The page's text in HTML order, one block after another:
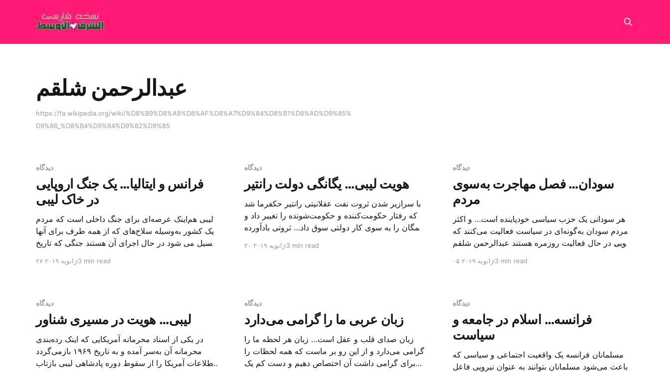
عبدالرحمن شلقم
https://fa.wikipedia.org/wiki/%D8%B9%D8%A8%D8%AF%D8%A7%D9%84%D8%B1%D8%AD%D9%85%
D9%86_%D8%B4%D9%84%D9%82%D9%85
دیدگاه
فرانس و ایتالیا… یک جنگ اروپایی
در خاک لیبی
لیبی هم‌اینک عرصه‌ای برای جنگ داخلی است که مردم
یک کشور به‌وسیله سلاح‌های که از همه طرف برای آنها
گسیل می شود در حال اجرای آن هستند جنگی که تاریخ
عبدالرحمن شلقم هنگامی که دو دولت اروپایی بر سر
۲۶ ژانویه ۲۰۱۹3 min read
دیدگاه
هویت لیبی… یگانگی دولت رانتیر
با سرازیر شدن ثروت نفت عقلانیتی رانتیر حکفرما شد
که رفتار حکومت‌کننده و حکومت‌شونده را تغییر داد و
همگان را به سوی کار دولتی سوق داد… ثروتی بادآورده
متحد لیبی به استقلال رسید و ادریس سنوسی به‌عنوان
۲۰ ژانویه ۲۰۱۹3 min read
دیدگاه
سودان… فصل مهاجرت به‌سوی
مردم
هر سودانی یک حزب سیاسی خودپاینده است… و اکثر
مردم سودان به‌گونه‌ای در سیاست فعالیت می‌کنند که
گویی در حال فعالیت روزمره هستند عبدالرحمن شلقم
رمان‌نویس فقید، الطیب الصالح، درخت تنومندی بود که
۰۵ ژانویه ۲۰۱۹3 min read
دیدگاه
لیبی… هویت در مسیری شناور
در یکی از اسناد محرمانه آمریکایی که اینک رده‌بندی
محرمانه آن به‌سر آمده و به تاریخ ۱۹۶۹ بازمی‌گردد
اطلاعات آمریکا را از سقوط دوره پادشاهی لیبی بازتاب
دیدگاه
زبان عربی ما را گرامی می‌دارد
زبان صدای قلب و عقل است… زبان هر لحظه ما را
گرامی می‌دارد و از این رو بر ماست که همه لحظات را
برای گرامی داشت آن اختصاص دهیم و دست کم یک
دیدگاه
فرانسه… اسلام در جامعه و
سیاست
مسلمانان فرانسه یک واقعیت اجتماعی و سیاسی که
باعث می‌شود مسلمانان بتوانند به عنوان نیرویی فاعل